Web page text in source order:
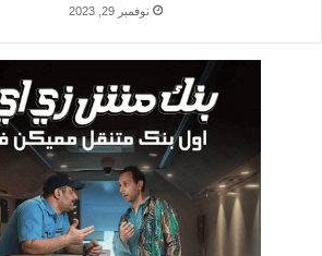
نوفمبر 29, 2023